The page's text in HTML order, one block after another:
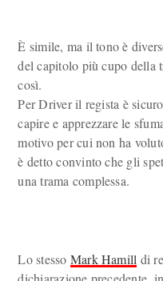
È simile, ma il tono è
del capitolo più cupo della
così.
Per Driver il regista è
capire e apprezzare le
motivo per cui non ha
è detto convinto che gli
una trama complessa.
Lo stesso Mark Hamill di